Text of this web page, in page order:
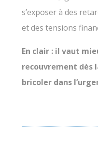
s’exposer à des
et des tensions
En clair : il vaut
recouvrement dès
bricoler dans